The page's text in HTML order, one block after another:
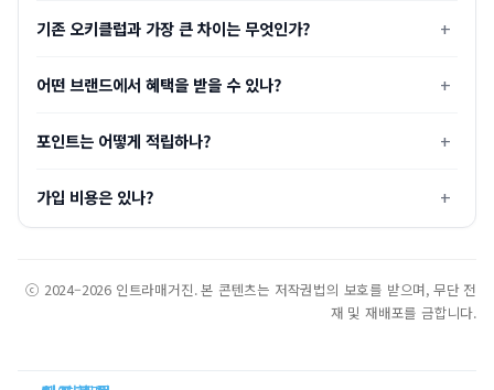
기존 오키클럽과 가장 큰 차이는 무엇인가?
어떤 브랜드에서 혜택을 받을 수 있나?
포인트는 어떻게 적립하나?
가입 비용은 있나?
ⓒ 2024–2026 인트라매거진. 본 콘텐츠는 저작권법의 보호를 받으며, 무단 전
재 및 재배포를 금합니다.